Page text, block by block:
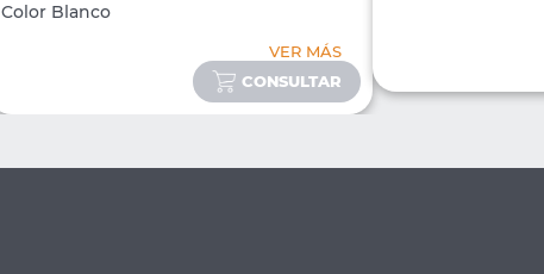
Color Blanco
VER MÁS
CONSULTAR